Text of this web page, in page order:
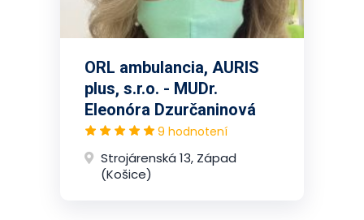
ORL ambulancia, AURIS
plus, s.r.o. - MUDr.
Eleonóra Dzurčaninová
9 hodnotení
Strojárenská 13, Západ
(Košice)